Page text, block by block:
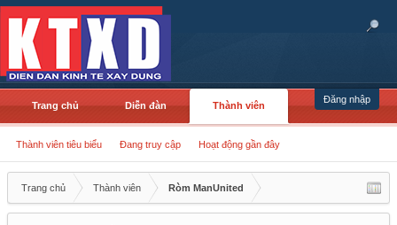
Đăng nhập
Trang chủ Diễn đàn Thành viên
Thành viên tiêu biểu Đang truy cập Hoạt động gần đây
Trang chủ Thành viên Ròm ManUnited